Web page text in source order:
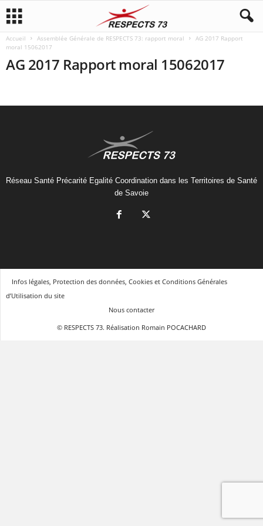
Accueil Assemblée Générale de RESPECTS 73: rapport moral
AG 2017 Rapport
moral 15062017
AG 2017 Rapport moral 15062017
Réseau Santé Précarité Egalité Coordination dans les Territoires de Santé
de Savoie
Infos légales, Protection des données, Cookies et Conditions Générales
d’Utilisation du site
Nous contacter
© RESPECTS 73. Réalisation Romain POCACHARD